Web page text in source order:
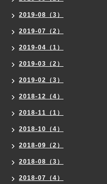
2019-08（3）
2019-07（2）
2019-04（1）
2019-03（2）
2019-02（3）
2018-12（4）
2018-11（1）
2018-10（4）
2018-09（2）
2018-08（3）
2018-07（4）